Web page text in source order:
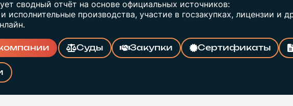
сводный отчёт на основе официальных источников:
исполнительные производства, участие в госзакупках, лицензии и
Суды Закупки Сертификаты